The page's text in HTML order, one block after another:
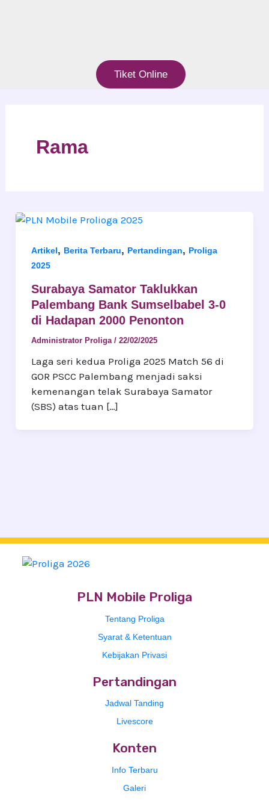
Tiket Online
Rama
Artikel, Berita Terbaru, Pertandingan, Proliga
2025
Surabaya Samator Taklukkan
Palembang Bank Sumselbabel 3-0
di Hadapan 2000 Penonton
Administrator Proliga / 22/02/2025
Laga seri kedua Proliga 2025 Match 56 di
GOR PSCC Palembang menjadi saksi
kemenangan telak Surabaya Samator
(SBS) atas tuan […]
PLN Mobile Proliga
Tentang Proliga
Syarat & Ketentuan
Kebijakan Privasi
Pertandingan
Jadwal Tanding
Livescore
Konten
Info Terbaru
Galeri